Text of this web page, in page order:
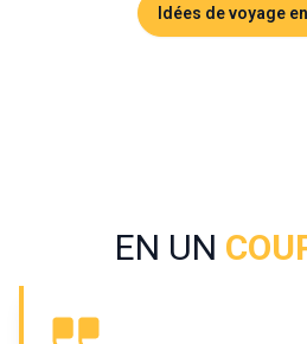
Idées de voyage
EN UN